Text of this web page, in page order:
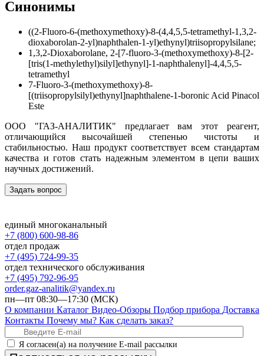
Синонимы
((2-Fluoro-6-(methoxymethoxy)-8-(4,4,5,5-tetramethyl-1,3,2-
dioxaborolan-2-yl)naphthalen-1-yl)ethynyl)triisopropylsilane;
1,3,2-Dioxaborolane, 2-[7-fluoro-3-(methoxymethoxy)-8-[2-
[tris(1-methylethyl)silyl]ethynyl]-1-naphthalenyl]-4,4,5,5-
tetramethyl
7-Fluoro-3-(methoxymethoxy)-8-
[(triisopropylsilyl)ethynyl]naphthalene-1-boronic Acid Pinacol
Este
ООО "ГАЗ-АНАЛИТИК" предлагает вам этот реагент,
отличающийся высочайшей степенью чистоты и
стабильностью. Наш продукт соответствует всем стандартам
качества и готов стать надежным элементом в цепи ваших
научных достижений.
Задать вопрос
единый многоканальный
+7 (800) 600-98-86
отдел продаж
+7 (495) 724-99-35
отдел технического обслуживания
+7 (495) 792-96-95
order.gaz-analitik@yandex.ru
пн—пт 08:30—17:30 (МСК)
О компании Каталог Видео-Обзоры Подбор прибора Доставка
Контакты Почему мы? Как сделать заказ?
Я согласен(а) на получение E-mail рассылки